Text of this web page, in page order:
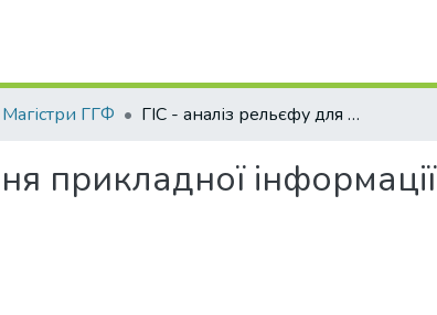
Магістри ГГФ ГІС - аналіз рельєфу для отримання прикладної інформації
прикладної інформації